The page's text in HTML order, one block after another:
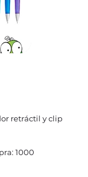
retráctil y clip
1000